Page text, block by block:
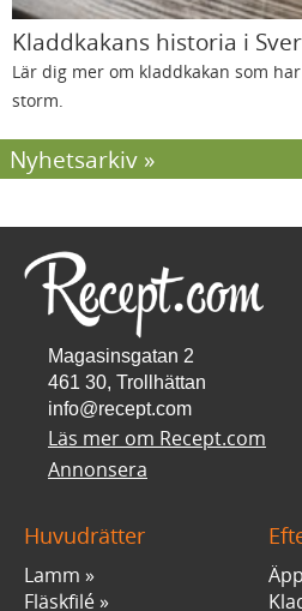
Kladdkakans historia i
Lär dig mer om kladdkakan som
storm.
Nyhetsarkiv
Magasinsgatan 2
461 30, Trollhättan
info@recept.com
Läs mer om Recept.com
Annonsera
Huvudrätter
Lamm
Fläskfilé